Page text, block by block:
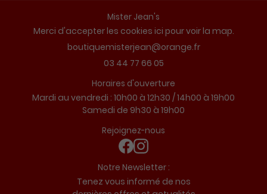
Mister Jean's
Merci d'accepter les cookies ici pour voir la map.
03 44 77 66 05
Horaires d'ouverture
Mardi au vendredi : 10h00 à 12h30 / 14h00 à 19h00
Samedi de 9h30 à 19h00
Rejoignez-nous
Notre Newsletter :
Tenez vous informé de nos